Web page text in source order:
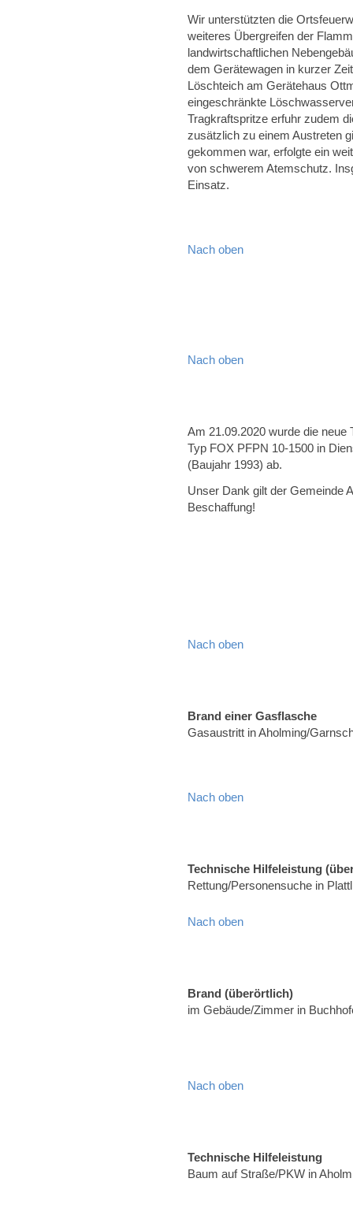
Wir unterstützten die
weiteres Übergreifen der
landwirtschaftlichen
dem Gerätewagen in kurzer
Löschteich am Gerätehaus
eingeschränkte
Tragkraftspritze erfuhr zudem
zusätzlich zu einem Austreten
gekommen war, erfolgte ein
von schwerem Atemschutz.
Einsatz.
Nach oben
Nach oben
Am 21.09.2020 wurde die
Typ FOX PFPN 10-1500 in
(Baujahr 1993) ab.
Unser Dank gilt der Gemeinde
Beschaffung!
Nach oben
Brand einer Gasflasche
Gasaustritt in Aholming/
Nach oben
Technische Hilfeleistung
Rettung/Personensuche in
Nach oben
Brand (überörtlich)
im Gebäude/Zimmer in
Nach oben
Technische Hilfeleistung
Baum auf Straße/PKW in